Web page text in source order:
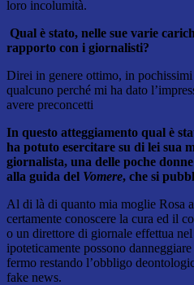
loro incolumità.
Qual è stato, nelle sue varie
rapporto con i giornalisti?
Direi in genere ottimo, in
qualcuno perché mi ha dato
avere preconcetti
In questo atteggiamento qual è
ha potuto esercitare su di lei sua
giornalista, una delle poche
alla guida del Vomere, che si
Al di là di quanto mia moglie Rosa
certamente conoscere la cura ed il
o un direttore di giornale effettua
ipoteticamente possono
fermo restando l’obbligo
fake news.